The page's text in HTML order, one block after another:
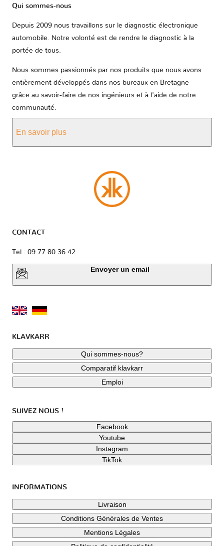
Qui sommes-nous
Depuis 2009 nous travaillons sur le diagnostic électronique
automobile. Notre volonté est de rendre le diagnostic à la
portée de tous.
Nous sommes passionnés par nos produits que nous avons
entièrement développés dans nos bureaux en Bretagne
grâce au savoir-faire de nos ingénieurs et à l'aide de notre
communauté.
En savoir plus
CONTACT
Tel : 09 77 80 36 42
Envoyer un email
KLAVKARR
Qui sommes-nous?
Comparatif klavkarr
Emploi
SUIVEZ NOUS !
Facebook
Youtube
Instagram
TikTok
INFORMATIONS
Livraison
Conditions Générales de Ventes
Mentions Légales